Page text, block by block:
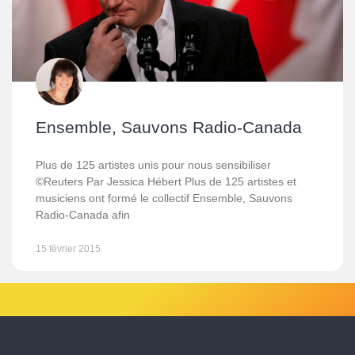
Ensemble, Sauvons Radio-Canada
Plus de 125 artistes unis pour nous sensibiliser
©Reuters Par Jessica Hébert Plus de 125 artistes et
musiciens ont formé le collectif Ensemble, Sauvons
Radio-Canada afin
15 février 2015